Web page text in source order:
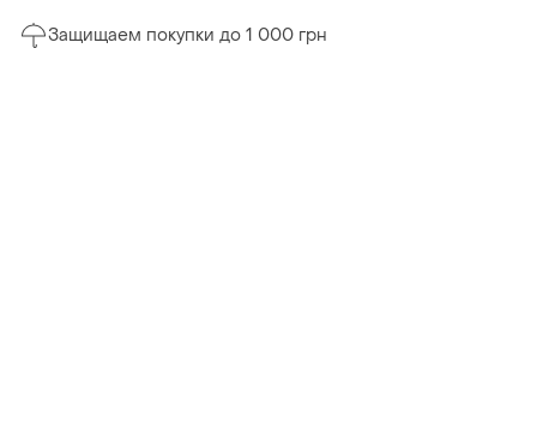
Защищаем покупки до 1 000 грн